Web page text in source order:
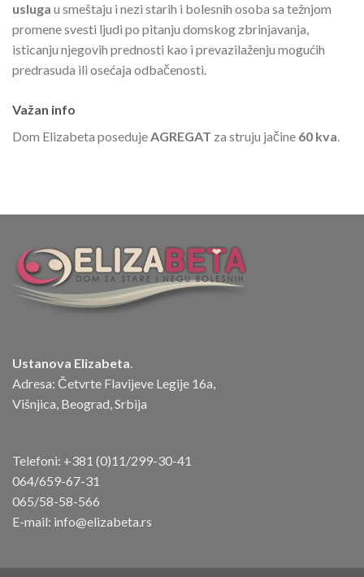
usluga u smeštaju i nezi starih i bolesnih osoba sa težnjom
promene svesti ljudi po pitanju domskog zbrinjavanja,
isticanju njegovih prednosti kao i prevazilaženju mogućih
predrasuda ili osećaja odbačenosti.
Važan info
Dom Elizabeta posedujeAGREGAT za struju jačine 60 kva.
Ustanova Elizabeta.
Adresa: Četvrte Flavijeve Legije 16a,
Višnjica, Beograd, Srbija
Telefoni: +381 (0)11/299-30-41
064/659-67-31
065/58-58-566
E-mail: info@elizabeta.rs